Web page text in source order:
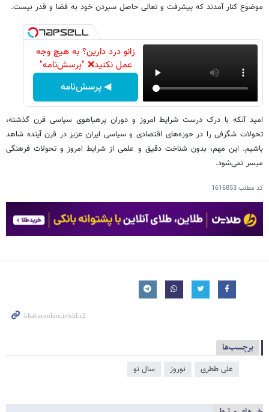
موضوع کنار آمدند که پیشرفت و تعالی حاصل سپردن خود به قضا و قدر نیست.
زانو درد دارین؟ به هیچ وجه
عمل نکنید❌ "پرسش‌نامه"
◀ پرسش‌نامه
امید آنکه با درک درست شرایط امروز و دوران پرهیاهوی سیاسی قرن گذشته،
تحولات شگرفی را در حوزه‌های اقتصادی و سیاسی ایران عزیز در قرن آینده شاهد
باشیم. این مهم، بدون شناخت دقیق و علمی از شرایط امروز و تحولات فرهنگی
میسر نمی‌شود.
کد مطلب1616853
برچسب‌ها
علی ططری نوروز سال نو